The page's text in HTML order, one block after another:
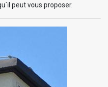
peut vous proposer.